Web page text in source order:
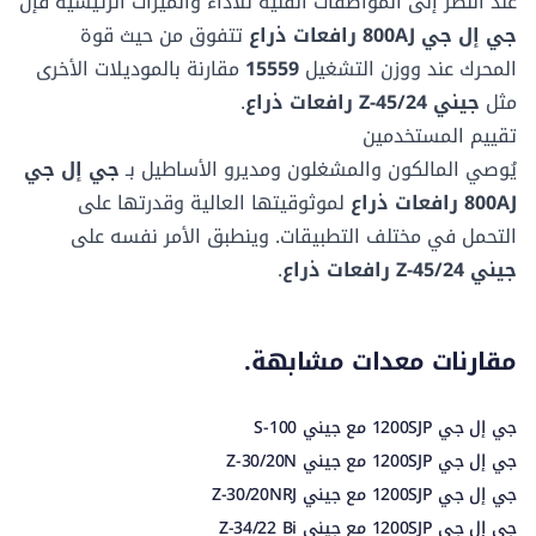
طول المعدة
منخفضة
3.02 م
طول المعدة
منخفضة
2.01 م
4.83 ك/سا
بعد المنصة ب
2.44 م
بعد المنصة ب
183.13 سم
نوع التأرجح
مستمر
نوع التأرجح
نوع الاطارات
هوائي
نوع الاطارات
مملوءة بالرغوة
جي إل جي 800AJ رافعات ذراع
تتفوق من حيث قوة
المحرك عندووزن التشغيل15559 مقارنة بالموديلات الأخرى
مثل جيني Z-45/24 رافعات ذراع
.
تقييم المستخدمين
يُوصي المالكون والمشغلون ومديرو الأساطيل بـجي إل جي
800AJ رافعات ذراع
لموثوقيتها العالية وقدرتها على
التحمل في مختلف التطبيقات. وينطبق الأمر نفسه على
جيني Z-45/24 رافعات ذراع
.
مقارنات معدات مشابهة.
جي إل جي 1200SJP مع جيني S-100
جي إل جي 1200SJP مع جيني Z-30/20N
جي إل جي 1200SJP مع جيني Z-30/20NRJ
جي إل جي 1200SJP مع جيني Z-34/22 Bi